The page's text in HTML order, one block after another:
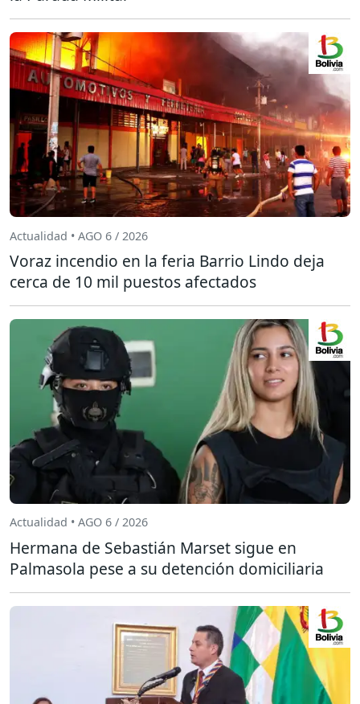
Actualidad • AGO 6 / 2026
Voraz incendio en la feria Barrio Lindo deja
cerca de 10 mil puestos afectados
Actualidad • AGO 6 / 2026
Hermana de Sebastián Marset sigue en
Palmasola pese a su detención domiciliaria